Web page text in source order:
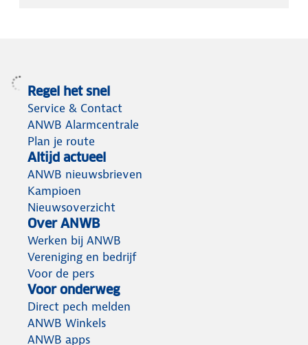
Regel het snel
Service & Contact
ANWB Alarmcentrale
Plan je route
Altijd actueel
ANWB nieuwsbrieven
Kampioen
Nieuwsoverzicht
Over ANWB
Werken bij ANWB
Vereniging en bedrijf
Voor de pers
Voor onderweg
Direct pech melden
ANWB Winkels
ANWB apps